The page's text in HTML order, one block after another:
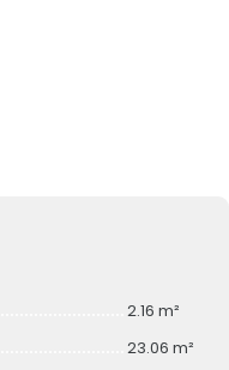
2.16 m²
23.06 m²